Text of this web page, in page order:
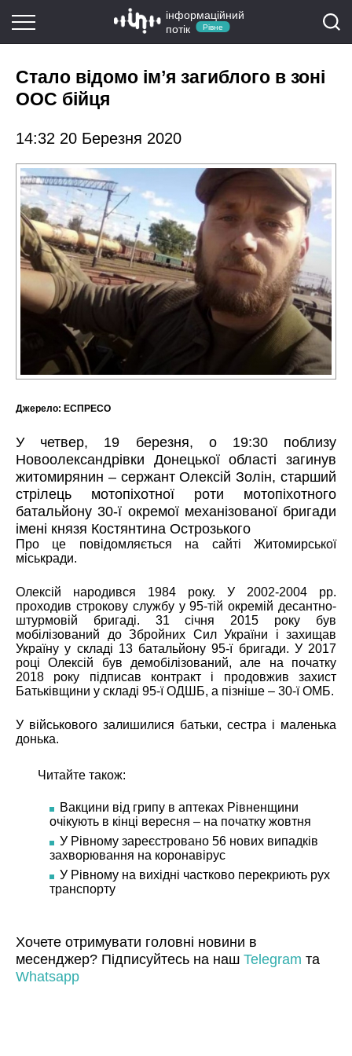
інформаційний
потік
Рівне
Стало відомо ім’я загиблого в зоні
ООС бійця
14:32 20 Березня 2020
Джерело: ЕСПРЕСО
У четвер, 19 березня, о 19:30 поблизу
Новоолександрівки Донецької області загинув
житомирянин – сержант Олексій Золін, старший
стрілець мотопіхотної роти мотопіхотного
батальйону 30-ї окремої механізованої бригади
імені князя Костянтина Острозького
Про це повідомляється на сайті Житомирської
міськради.
Олексій народився 1984 року. У 2002-2004 рр.
проходив строкову службу у 95-тій окремій десантно-
штурмовій бригаді. 31 січня 2015 року був
мобілізований до Збройних Сил України і захищав
Україну у складі 13 батальйону 95-ї бригади. У 2017
році Олексій був демобілізований, але на початку
2018 року підписав контракт і продовжив захист
Батьківщини у складі 95-ї ОДШБ, а пізніше – 30-ї ОМБ.
У військового залишилися батьки, сестра і маленька
донька.
Читайте також:
Вакцини від грипу в аптеках Рівненщини
очікують в кінці вересня – на початку жовтня
У Рівному зареєстровано 56 нових випадків
захворювання на коронавірус
У Рівному на вихідні частково перекриють рух
транспорту
Хочете отримувати головні новини в
месенджер? Підписуйтесь на наш Telegram та
Whatsapp